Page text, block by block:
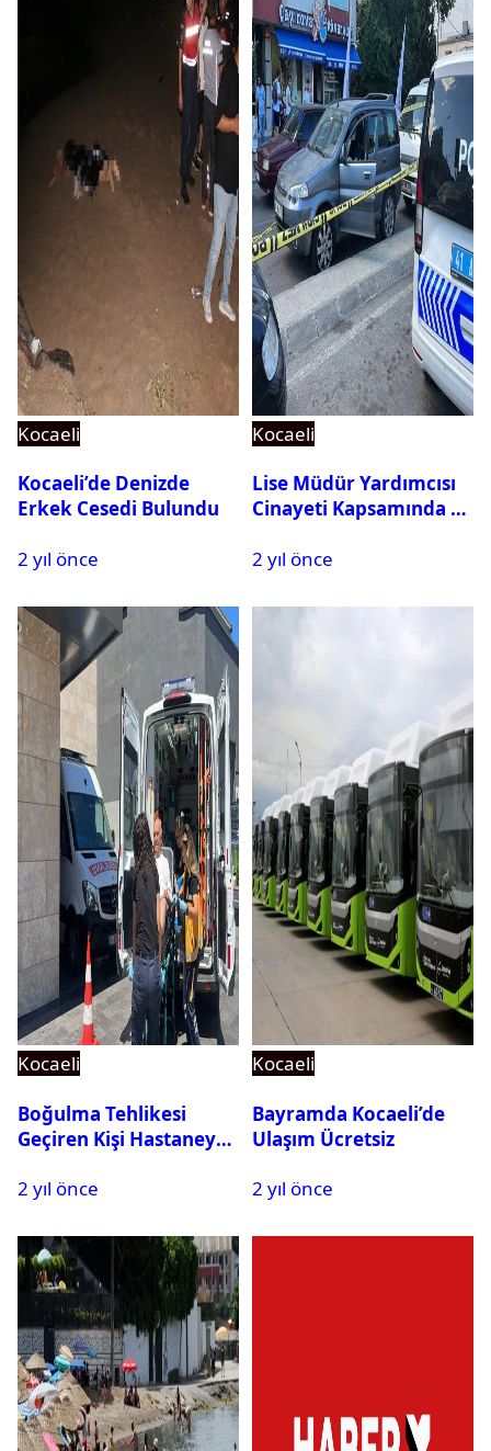
Kocaeli
Kocaeli’de Denizde
Erkek Cesedi Bulundu
2 yıl önce
Kocaeli
Lise Müdür Yardımcısı
Cinayeti Kapsamında 11
2 yıl önce
Kocaeli
Boğulma Tehlikesi
Geçiren Kişi Hastaneye
2 yıl önce
Kocaeli
Bayramda Kocaeli’de
Ulaşım Ücretsiz
2 yıl önce